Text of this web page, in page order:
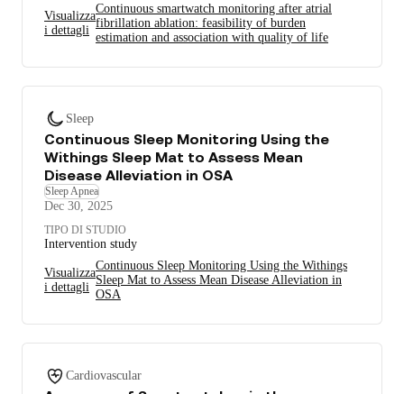
Visualizza
i dettagli
Continuous smartwatch monitoring after atrial
fibrillation ablation: feasibility of burden
estimation and association with quality of life
Sleep
Continuous Sleep Monitoring Using the
Withings Sleep Mat to Assess Mean
Disease Alleviation in OSA
Sleep Apnea
Dec 30, 2025
TIPO DI STUDIO
Intervention study
Visualizza
i dettagli
Continuous Sleep Monitoring Using the Withings
Sleep Mat to Assess Mean Disease Alleviation in
OSA
Cardiovascular